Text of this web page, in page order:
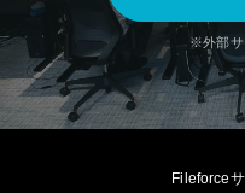
※外部サ
Fileforce